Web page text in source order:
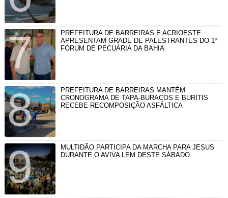
PREFEITURA DE BARREIRAS E ACRIOESTE
APRESENTAM GRADE DE PALESTRANTES DO 1º
FÓRUM DE PECUÁRIA DA BAHIA
PREFEITURA DE BARREIRAS MANTÉM
CRONOGRAMA DE TAPA-BURACOS E BURITIS
RECEBE RECOMPOSIÇÃO ASFÁLTICA
MULTIDÃO PARTICIPA DA MARCHA PARA JESUS
DURANTE O AVIVA LEM DESTE SÁBADO